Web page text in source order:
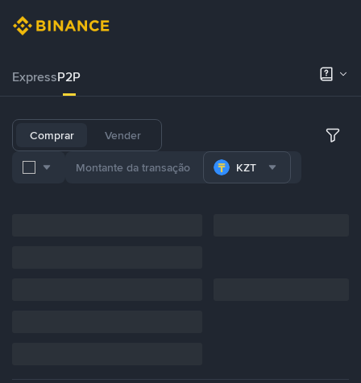
ExpressP2P
Comprar Vender
KZT